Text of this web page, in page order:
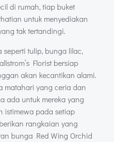
di rumah, tiap buket
untuk menyediakan
tak tertandingi.
tulip, bunga lilac,
Florist bersiap
akan kecantikan alami.
matahari yang ceria dan
ada untuk mereka yang
istimewa pada setiap
rangkaian yang
bunga Red Wing Orchid